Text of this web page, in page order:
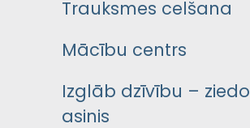
Trauksmes celšana
Mācību centrs
Izglāb dzīvību – ziedo
asinis